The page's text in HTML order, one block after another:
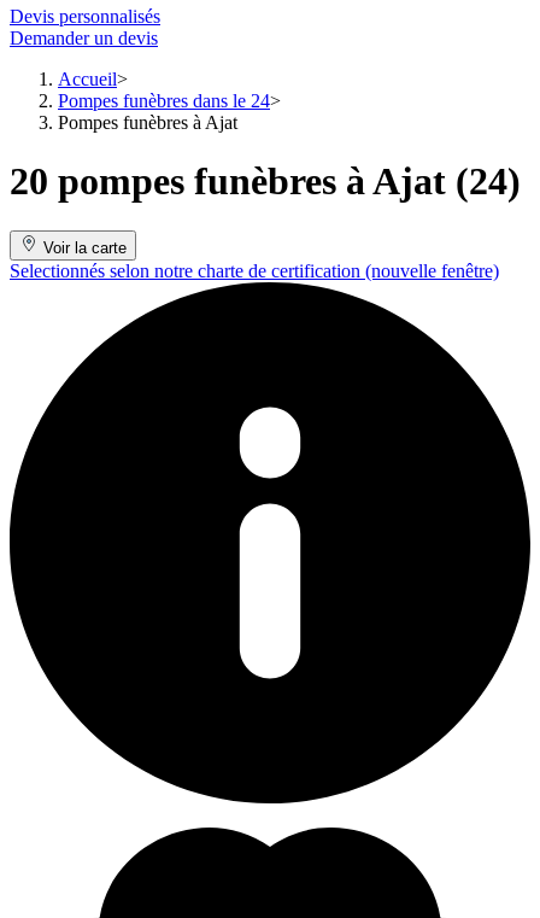
Devis personnalisés
Demander un devis
Accueil
Pompes funèbres dans le 24
Pompes funèbres à Ajat
20 pompes funèbres à Ajat (24)
Voir la carte
Selectionnés selon notre charte de certification (nouvelle fenêtre)